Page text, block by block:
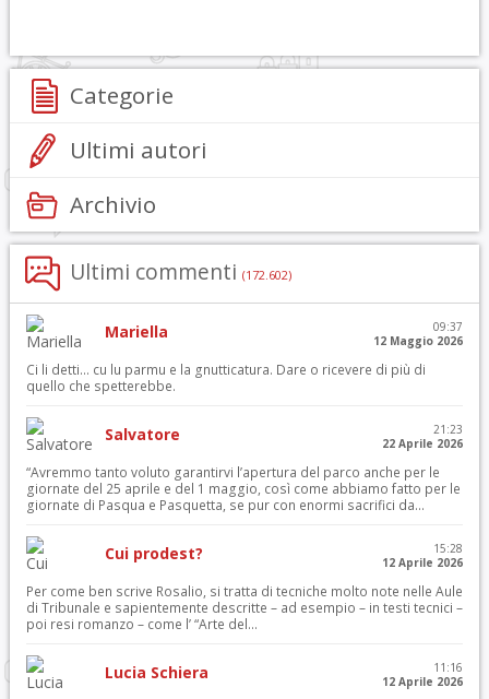
Categorie
Ultimi autori
Archivio
Ultimi commenti (172.602)
Mariella
09:37
12 Maggio 2026
Ci li detti… cu lu parmu e la gnutticatura. Dare o ricevere di più di
quello che spetterebbe.
Salvatore
21:23
22 Aprile 2026
“Avremmo tanto voluto garantirvi l’apertura del parco anche per le
giornate del 25 aprile e del 1 maggio, così come abbiamo fatto per le
giornate di Pasqua e Pasquetta, se pur con enormi sacrifici da...
Cui prodest?
15:28
12 Aprile 2026
Per come ben scrive Rosalio, si tratta di tecniche molto note nelle Aule
di Tribunale e sapientemente descritte – ad esempio – in testi tecnici –
poi resi romanzo – come l’ “Arte del...
Lucia Schiera
11:16
12 Aprile 2026